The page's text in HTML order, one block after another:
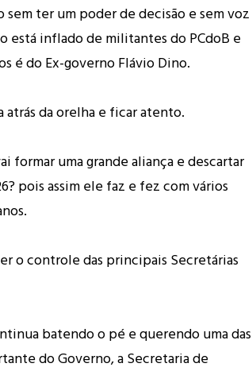
sem ter um poder de decisão e sem voz
está inflado de militantes do PCdoB e
é do Ex-governo Flávio Dino.
atrás da orelha e ficar atento.
formar uma grande aliança e descartar
pois assim ele faz e fez com vários
o controle das principais Secretárias
batendo o pé e querendo uma das
do Governo, a Secretaria de